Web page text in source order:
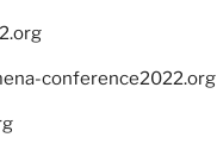
conference2022.org